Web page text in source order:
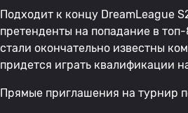
Подходит к концу DreamLeague
претенденты на попадание в
стали окончательно известны
придется играть квалификации
Прямые приглашения на турнир